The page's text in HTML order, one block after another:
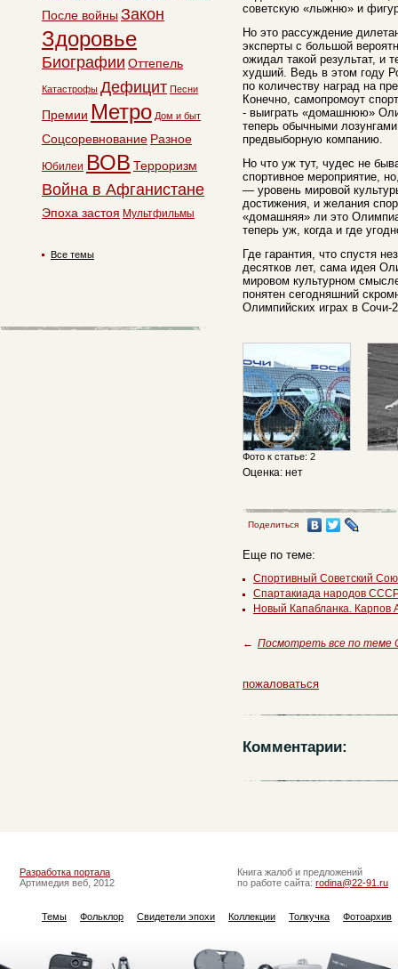
советскую «лыжню» и
Но это рассуждение
эксперты с большой
ожидал такой результат, и
худший. Ведь в этом году
по количеству наград на
Конечно, самопромоут
- выиграть «домашнюю»
теперь обычными
предвыборную компанию.
Но что уж тут, чудес не
спортивное мероприятие,
— уровень мировой
достижения, и желания
«домашняя» ли это
теперь уж, когда и где
Где гарантия, что спустя
десятков лет, сама идея
мировом культурном
понятен сегодняшний
Олимпийских играх в Сочи-
Фото к статье: 2
Оценка: нет
Поделиться
Еще по теме:
Спортивный Советский
Спартакиада народов
Новый Капабланка. Карпов
← Посмотреть все по теме
пожаловаться
Комментарии:
После войны Закон
Здоровье
Биографии Оттепель
Катастрофы Дефицит Песни
Премии Метро Дом и быт
Соцсоревнование Разное
Юбилеи ВОВ Терроризм
Война в Афганистане
Эпоха застоя Мультфильмы
Все темы
Разработка портала
Артимедия веб, 2012
Книга жалоб и предложений
по работе сайта: rodina@22-91.ru
Темы Фольклор Свидетели эпохи Коллекции Толкучка Фотоархив